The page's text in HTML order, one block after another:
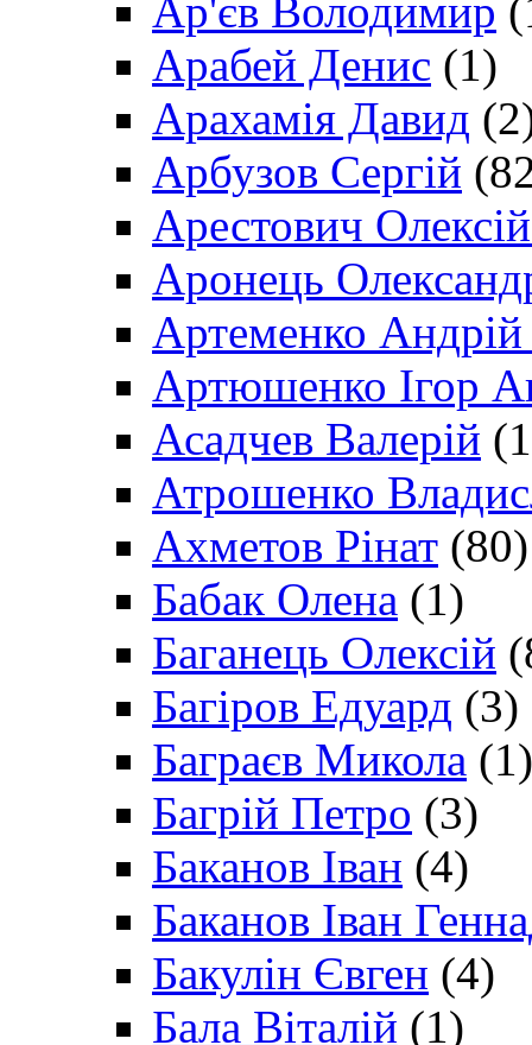
Ар'єв Володимир
Арабей Денис (1)
Арахамія Давид
Арбузов Сергій
Арестович
Аронець
Артеменко Андрій
Артюшенко Ігор
Асадчев Валерій
Атрошенко
Ахметов Рінат (80)
Бабак Олена (1)
Баганець Олексій
Багіров Едуард (3)
Баграєв Микола (1)
Багрій Петро (3)
Баканов Іван (4)
Баканов Іван
Бакулін Євген (4)
Бала Віталій (1)